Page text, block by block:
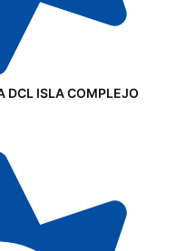
DCL ISLA COMPLEJO